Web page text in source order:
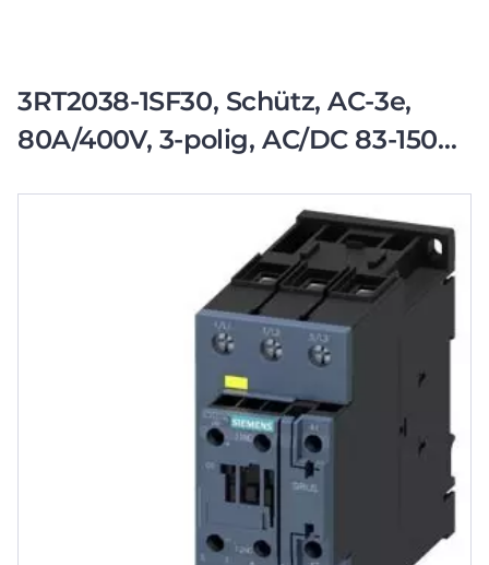
3RT2038-1SF30, Schütz, AC-3e,
80A/400V, 3-polig, AC/DC 83-150V,